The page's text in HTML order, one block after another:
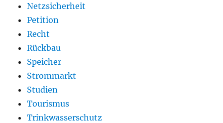
Netzsicherheit
Petition
Recht
Rückbau
Speicher
Strommarkt
Studien
Tourismus
Trinkwasserschutz